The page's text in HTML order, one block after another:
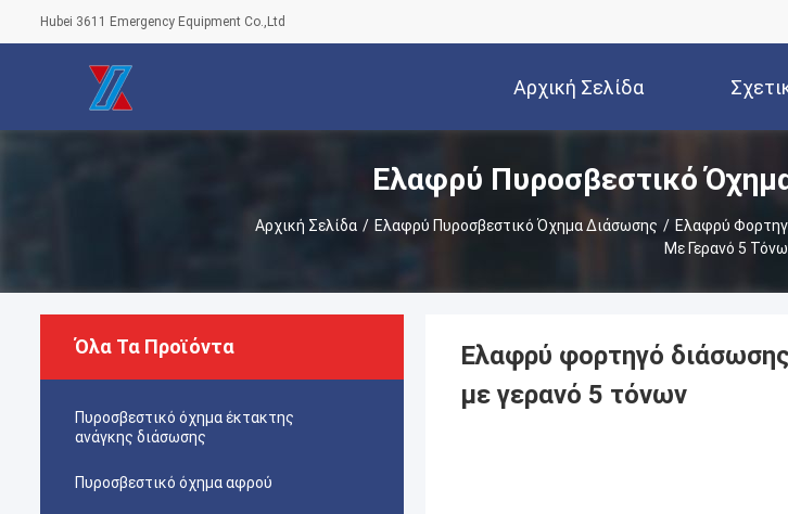
Hubei 3611 Emergency Equipment Co.,Ltd
Αρχική Σελίδα
Ελαφρύ Πυροσβεστικό
Αρχική Σελίδα / Ελαφρύ Πυροσβεστικό Όχημα Διάσωσης / Ελαφρύ
Με Γερανό 5
Όλα Τα Προϊόντα
Πυροσβεστικό όχημα έκτακτης
ανάγκης διάσωσης
Πυροσβεστικό όχημα αφρού
Ελαφρύ φορτηγό
με γερανό 5 τόνων